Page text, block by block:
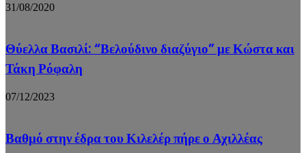
31/08/2020
Θύελλα Βασιλί: “Βελούδινο διαζύγιο” με Κώστα και
Τάκη Ρόφαλη
07/12/2023
Βαθμό στην έδρα του Κιλελέρ πήρε ο Αχιλλέας